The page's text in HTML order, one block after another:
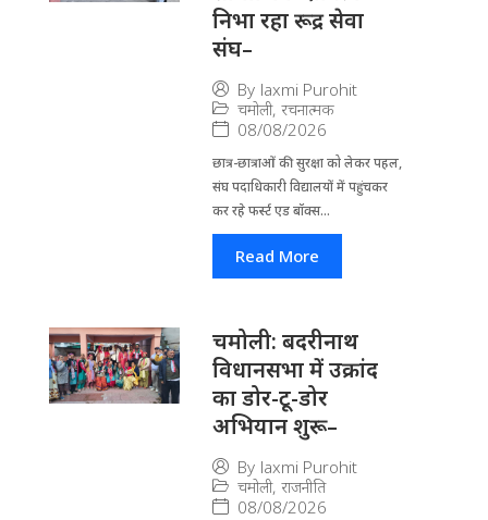
निभा रहा रूद्र सेवा
संघ–
By laxmi Purohit
चमोली, रचनात्मक
08/08/2026
छात्र-छात्राओं की सुरक्षा को लेकर पहल,
संघ पदाधिकारी विद्यालयों में पहुंचकर
कर रहे फर्स्ट एड बॉक्स...
Read More
चमोली: बदरीनाथ
विधानसभा में उक्रांद
का डोर-टू-डोर
अभियान शुरू–
By laxmi Purohit
चमोली, राजनीति
08/08/2026